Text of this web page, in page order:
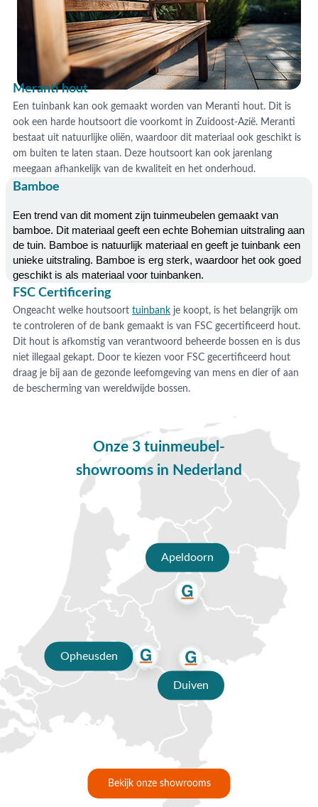
Meranti hout
Een tuinbank kan ook gemaakt worden van Meranti hout. Dit is
ook een harde houtsoort die voorkomt in Zuidoost-Azië. Meranti
bestaat uit natuurlijke oliën, waardoor dit materiaal ook geschikt is
om buiten te laten staan. Deze houtsoort kan ook jarenlang
meegaan afhankelijk van de kwaliteit en het onderhoud.
Bamboe
Een trend van dit moment zijn tuinmeubelen gemaakt van
bamboe. Dit materiaal geeft een echte Bohemian uitstraling aan
de tuin. Bamboe is natuurlijk materiaal en geeft je tuinbank een
unieke uitstraling. Bamboe is erg sterk, waardoor het ook goed
geschikt is als materiaal voor tuinbanken.
FSC Certificering
Ongeacht welke houtsoort tuinbank je koopt, is het belangrijk om
te controleren of de bank gemaakt is van FSC gecertificeerd hout.
Dit hout is afkomstig van verantwoord beheerde bossen en is dus
niet illegaal gekapt. Door te kiezen voor FSC gecertificeerd hout
draag je bij aan de gezonde leefomgeving van mens en dier of aan
de bescherming van wereldwijde bossen.
Onze 3 tuinmeubel-
showrooms in Nederland
Apeldoorn
Opheusden
Duiven
Bekijk onze showrooms